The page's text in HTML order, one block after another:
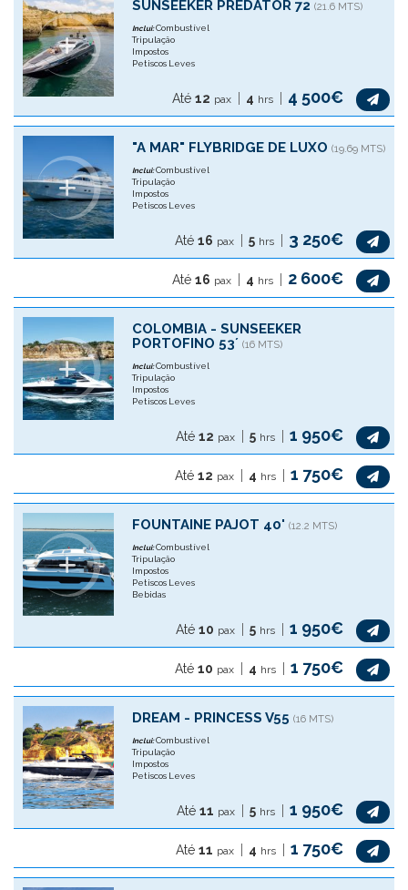
SUNSEEKER PREDATOR 72 (21.6 MTS)
Inclui:Combustível
Tripulação
Impostos
Petiscos Leves
Até 12 pax 4 hrs 4 500€
"A MAR" FLYBRIDGE DE LUXO (19.69 MTS)
Inclui:Combustível
Tripulação
Impostos
Petiscos Leves
Até 16 pax 5 hrs 3 250€
Até 16 pax 4 hrs 2 600€
COLOMBIA - SUNSEEKER
PORTOFINO 53´ (16 MTS)
Inclui:Combustível
Tripulação
Impostos
Petiscos Leves
Até 12 pax 5 hrs 1 950€
Até 12 pax 4 hrs 1 750€
FOUNTAINE PAJOT 40' (12.2 MTS)
Inclui:Combustível
Tripulação
Impostos
Petiscos Leves
Bebidas
Até 10 pax 5 hrs 1 950€
Até 10 pax 4 hrs 1 750€
DREAM - PRINCESS V55 (16 MTS)
Inclui:Combustível
Tripulação
Impostos
Petiscos Leves
Até 11 pax 5 hrs 1 950€
Até 11 pax 4 hrs 1 750€